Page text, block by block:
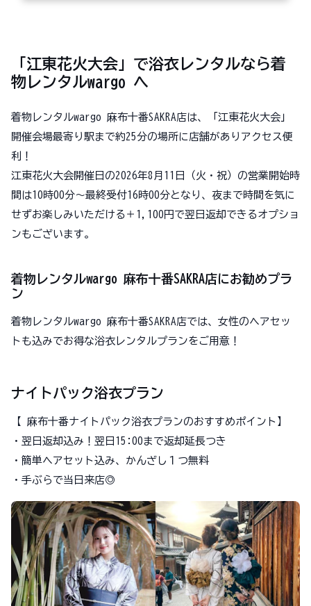
「江東花火大会」で浴衣レンタルなら着
物レンタルwargo へ
着物レンタルwargo 麻布十番SAKRA店は、「江東花火大会」
開催会場最寄り駅まで約25分の場所に店舗がありアクセス便
利！
江東花火大会開催日の2026年8月11日（火・祝）の営業開始時
間は10時00分～最終受付16時00分となり、夜まで時間を気に
せずお楽しみいただける＋1,100円で翌日返却できるオプショ
ンもございます。
着物レンタルwargo 麻布十番SAKRA店にお勧めプラ
ン
着物レンタルwargo 麻布十番SAKRA店では、女性のヘアセッ
トも込みでお得な浴衣レンタルプランをご用意！
ナイトパック浴衣プラン
【 麻布十番ナイトパック浴衣プランのおすすめポイント】
・翌日返却込み！翌日15:00まで返却延長つき
・簡単ヘアセット込み、かんざし１つ無料
・手ぶらで当日来店◎